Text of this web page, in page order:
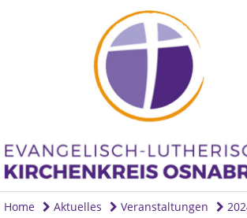
Home Aktuelles Veranstaltungen